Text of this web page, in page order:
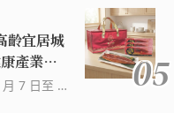
齡社會下
好說頓
｜POWER
A131ac 攤
：威傳媒
齡宜居城
產業博
7 日至 9
05